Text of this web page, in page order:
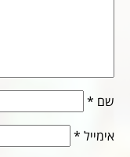
שם *
אימייל *